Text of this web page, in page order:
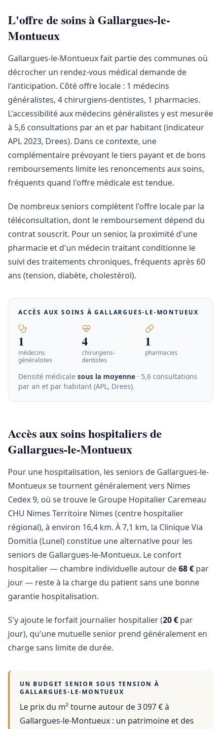
L'offre de soins à Gallargues-le-
Montueux
Gallargues-le-Montueux fait partie des communes où
décrocher un rendez-vous médical demande de
l'anticipation. Côté offre locale : 1 médecins
généralistes, 4 chirurgiens-dentistes, 1 pharmacies.
L'accessibilité aux médecins généralistes y est mesurée
à 5,6 consultations par an et par habitant (indicateur
APL 2023, Drees). Dans ce contexte, une
complémentaire prévoyant le tiers payant et de bons
remboursements limite les renoncements aux soins,
fréquents quand l'offre médicale est tendue.
De nombreux seniors complètent l'offre locale par la
téléconsultation, dont le remboursement dépend du
contrat souscrit. Pour un senior, la proximité d'une
pharmacie et d'un médecin traitant conditionne le
suivi des traitements chroniques, fréquents après 60
ans (tension, diabète, cholestérol).
ACCÈS AUX SOINS ÀGALLARGUES-LE-MONTUEUX
1
médecins
généralistes
4
chirurgiens-
dentistes
1
pharmacies
Densité médicale sous la moyenne · 5,6 consultations
par an et par habitant (APL, Drees).
Accès aux soins hospitaliers de
Gallargues-le-Montueux
Pour une hospitalisation, les seniors de Gallargues-le-
Montueux se tournent généralement vers Nimes
Cedex 9, où se trouve le Groupe Hopitalier Caremeau
CHU Nimes Territoire Nimes (centre hospitalier
régional), à environ 16,4 km. À 7,1 km, la Clinique Via
Domitia (Lunel) constitue une alternative pour les
seniors de Gallargues-le-Montueux. Le confort
hospitalier — chambre individuelle autour de68 € par
jour — reste à la charge du patient sans une bonne
garantie hospitalisation.
S'y ajoute le forfait journalier hospitalier (20 € par
jour), qu'une mutuelle senior prend généralement en
charge sans limite de durée.
UN BUDGET SENIOR SOUS TENSION À
GALLARGUES-LE-MONTUEUX
Le prix du m² tourne autour de 3 097 €à
Gallargues-le-Montueux : un patrimoine et des